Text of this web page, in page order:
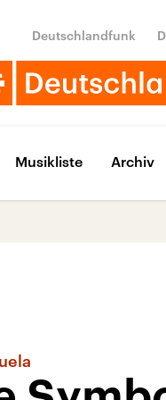
Deutschlandfunk
Musikliste Archiv